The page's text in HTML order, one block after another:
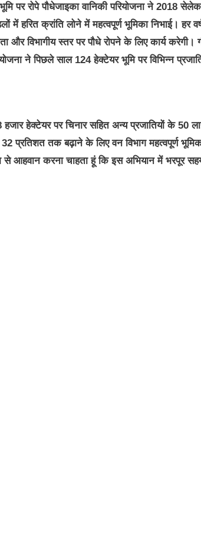
पर रोपे पौधेजाइका वानिकी परियोजना ने 2018
हरित क्रांति लोने में महत्वपूर्ण भूमिका निभाई। हर
विभागीय स्तर पर पौधे रोपने के लिए कार्य करेगी।
ने पिछले साल 124 हेक्टेयर भूमि पर विभिन्न
हेक्टेयर पर चिनार सहित अन्य प्रजातियों के 50
प्रतिशत तक बढ़ाने के लिए वन विभाग महत्वपूर्ण
से आहवान करना चाहता हूं कि इस अभियान में भरपूर